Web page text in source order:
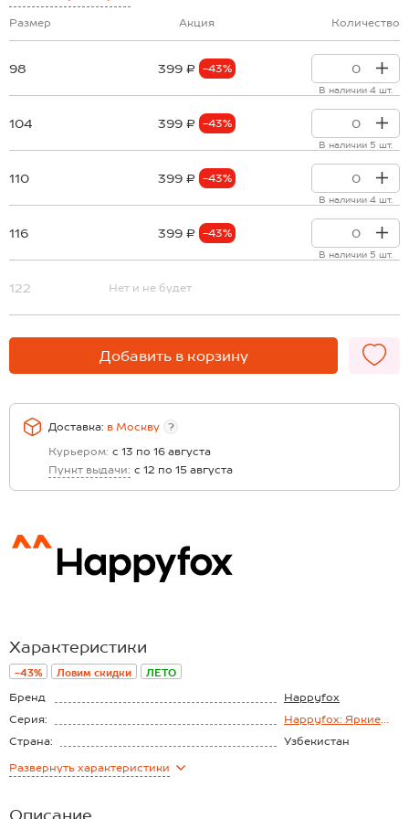
Размер Акция Количество
98 399 ₽ -43%
В наличии 4 шт.
104 399 ₽ -43%
В наличии 5 шт.
110 399 ₽ -43%
В наличии 4 шт.
116 399 ₽ -43%
В наличии 5 шт.
122 Нет и не будет
Добавить в корзину
Доставка: в Москву
?
Курьером: с 13 по 16 августа
Пункт выдачи: с 12 по 15 августа
Характеристики
-43% Ловим скидки ЛЕТО
Бренд
Happyfox
Серия:
Happyfox: Яркие
краски лета
Страна:
Узбекистан
Состав:
Развернуть характеристики
Описание